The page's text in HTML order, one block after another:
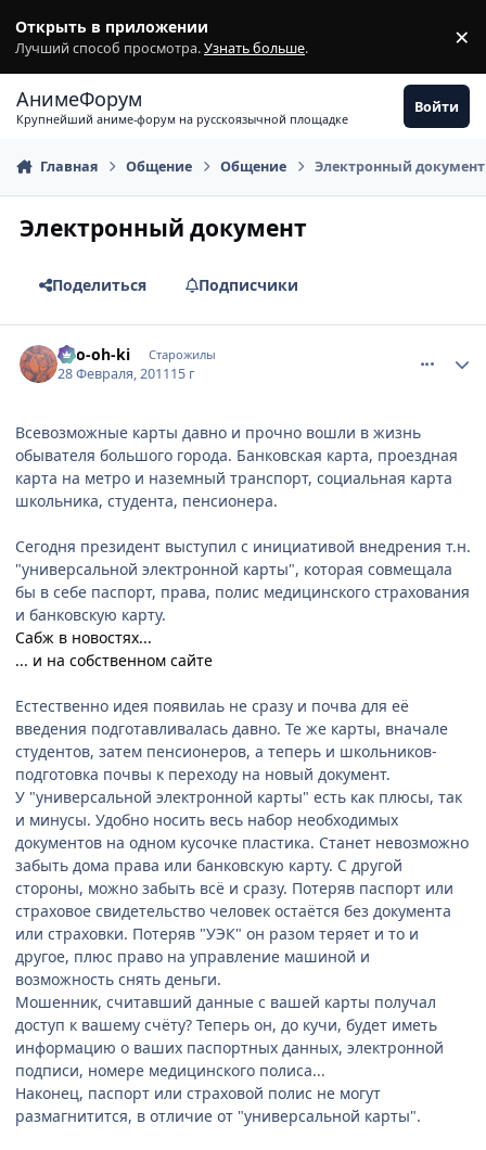
Открыть в приложении
Лучший способ просмотра.Узнать больше. ×
АнимеФорум
Крупнейший аниме-форум на русскоязычной площадке
Войти
Главная Общение Общение Электронный документ
Электронный документ
Поделиться Подписчики
Ryo-oh-ki Старожилы
28 Февраля, 201115 г
Всевозможные карты давно и прочно вошли в жизнь
обывателя большого города. Банковская карта, проездная
карта на метро и наземный транспорт, социальная карта
школьника, студента, пенсионера.
Сегодня президент выступил с инициативой внедрения т.н.
"универсальной электронной карты", которая совмещала
бы в себе паспорт, права, полис медицинского страхования
и банковскую карту.
Сабж в новостях...
... и на собственном сайте
Естественно идея появилаь не сразу и почва для её
введения подготавливалась давно. Те же карты, вначале
студентов, затем пенсионеров, а теперь и школьников-
подготовка почвы к переходу на новый документ.
У "универсальной электронной карты" есть как плюсы, так
и минусы. Удобно носить весь набор необходимых
документов на одном кусочке пластика. Станет невозможно
забыть дома права или банковскую карту. С другой
стороны, можно забыть всё и сразу. Потеряв паспорт или
страховое свидетельство человек остаётся без документа
или страховки. Потеряв "УЭК" он разом теряет и то и
другое, плюс право на управление машиной и
возможность снять деньги.
Мошенник, считавший данные с вашей карты получал
доступ к вашему счёту? Теперь он, до кучи, будет иметь
информацию о ваших паспортных данных, электронной
подписи, номере медицинского полиса...
Наконец, паспорт или страховой полис не могут
размагнитится, в отличие от "универсальной карты".